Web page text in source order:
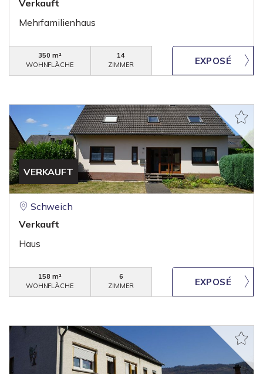
Verkauft
Mehrfamilienhaus
350 m²
WOHNFLÄCHE
14
ZIMMER
VERKAUFT
Schweich
Verkauft
Haus
158 m²
WOHNFLÄCHE
6
ZIMMER